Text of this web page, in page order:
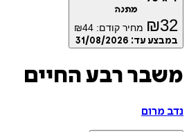
מתנה
₪32 מחיר קודם: ₪44
במבצע עד: 31/08/2026
משבר רבע החיים
נדב מרום